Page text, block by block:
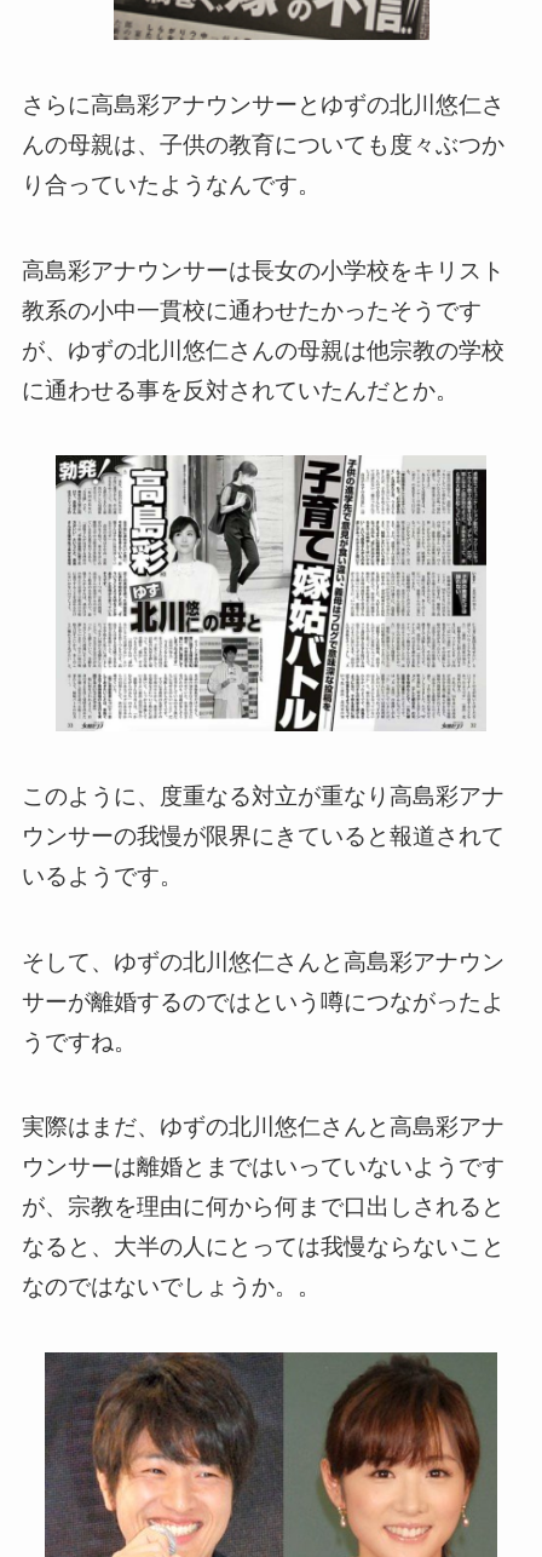
さらに高島彩アナウンサーとゆずの北川悠仁さ
んの母親は、子供の教育についても度々ぶつか
り合っていたようなんです。
高島彩アナウンサーは長女の小学校をキリスト
教系の小中一貫校に通わせたかったそうです
が、ゆずの北川悠仁さんの母親は他宗教の学校
に通わせる事を反対されていたんだとか。
このように、度重なる対立が重なり高島彩アナ
ウンサーの我慢が限界にきていると報道されて
いるようです。
そして、ゆずの北川悠仁さんと高島彩アナウン
サーが離婚するのではという噂につながったよ
うですね。
実際はまだ、ゆずの北川悠仁さんと高島彩アナ
ウンサーは離婚とまではいっていないようです
が、宗教を理由に何から何まで口出しされると
なると、大半の人にとっては我慢ならないこと
なのではないでしょうか。。